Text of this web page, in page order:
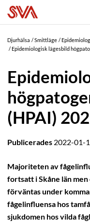
Djurhälsa Smittläge
Epidemiologisk lägesbild
(HPAI)
Publicerades 2022-01-
Majoriteten av
fortsatt i Skåne län
förväntas under
fågelinfluensa hos
sjukdomen hos vilda